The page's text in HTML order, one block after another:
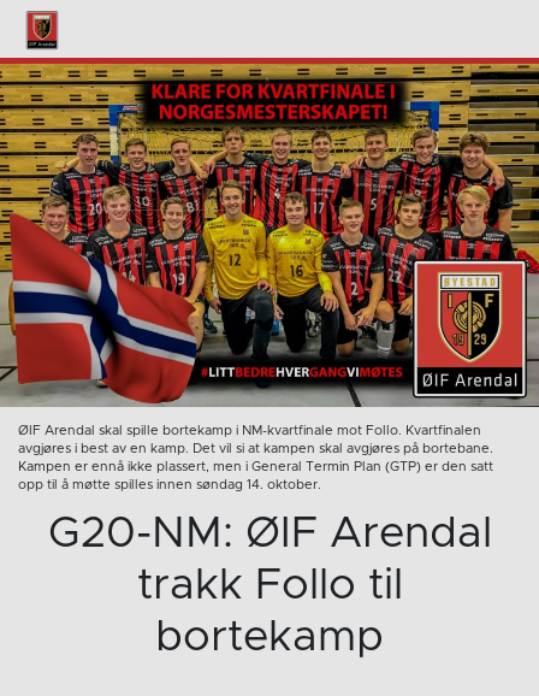
ØIF Arendal skal spille bortekamp i NM-kvartfinale mot Follo. Kvartfinalen
avgjøres i best av en kamp. Det vil si at kampen skal avgjøres på bortebane.
Kampen er ennå ikke plassert, men i General Termin Plan (GTP) er den satt
opp til å møtte spilles innen søndag 14. oktober.
G20-NM: ØIF Arendal
trakk Follo til
bortekamp